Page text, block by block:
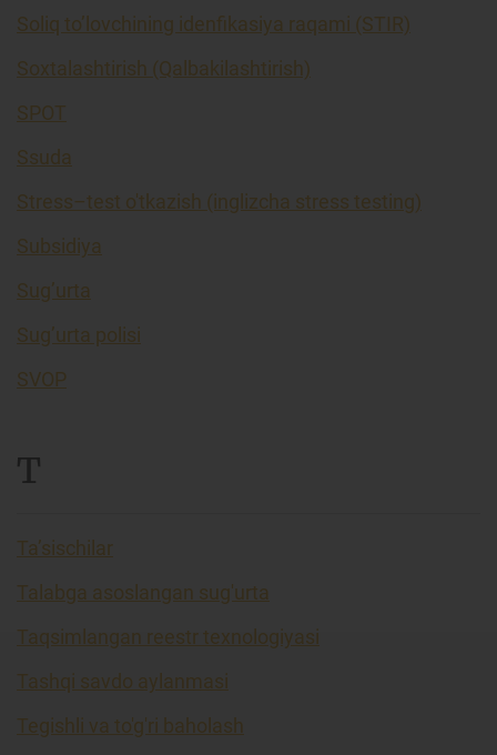
Soliq to’lovchining idenfikasiya raqami (STIR)
Soxtalashtirish (Qalbakilashtirish)
SPOT
Ssuda
Stress–test o'tkazish (inglizcha stress testing)
Subsidiya
Sug’urta
Sug’urta polisi
SVOP
T
Ta’sischilar
Talabga asoslangan sug'urta
Taqsimlangan reestr texnologiyasi
Tashqi savdo aylanmasi
Tegishli va to'g'ri baholash